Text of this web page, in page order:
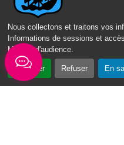
Nous collectons et traitons vos
Informations de sessions et
Mesure d'audience.
Accepter Refuser En